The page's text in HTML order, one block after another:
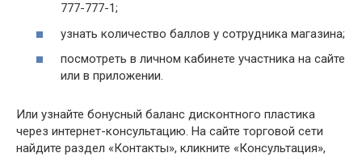
777-777-1;
узнать количество баллов у сотрудника магазина;
посмотреть в личном кабинете участника на сайте
или в приложении.
Или узнайте бонусный баланс дисконтного пластика
через интернет-консультацию. На сайте торговой сети
найдите раздел «Контакты», кликните «Консультация»,